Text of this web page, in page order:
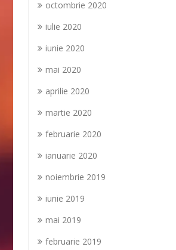
octombrie 2020
iulie 2020
iunie 2020
mai 2020
aprilie 2020
martie 2020
februarie 2020
ianuarie 2020
noiembrie 2019
iunie 2019
mai 2019
februarie 2019